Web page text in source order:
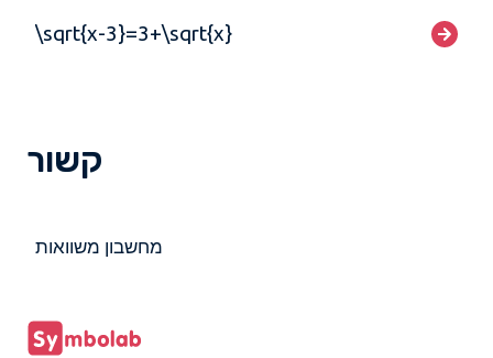
\sqrt{x-3}=3+\sqrt{x}
קשור
מחשבון משוואות